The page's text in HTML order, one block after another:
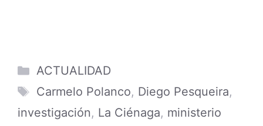
Categories
ACTUALIDAD
Tags
Carmelo Polanco, Diego Pesqueira,
investigación, La Ciénaga, ministerio